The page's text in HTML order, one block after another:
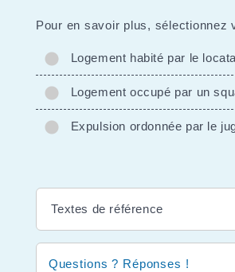
Pour en savoir plus, sélectionnez
Logement habité par le
Logement occupé par un
Expulsion ordonnée par le
Textes de référence
Questions ? Réponses !